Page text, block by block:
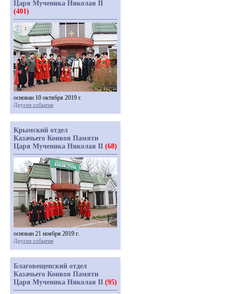
Царя Мученика Николая II
(401)
основан 10 октября 2019 г.
Другие события
Крымский отдел
Казачьего Конвоя Памяти
Царя Мученика Николая II (68)
основан 21 ноября 2019 г.
Другие события
Благовещенский отдел
Казачьего Конвоя Памяти
Царя Мученика Николая II (95)